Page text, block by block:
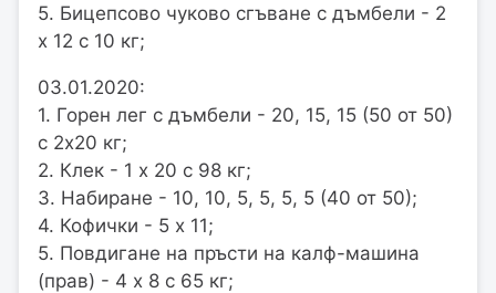
5. Бицепсово чуково сгъване с дъмбели - 2
х 12 с 10 кг;
03.01.2020:
1. Горен лег с дъмбели - 20, 15, 15 (50 от 50)
с 2х20 кг;
2. Клек - 1 х 20 с 98 кг;
3. Набиране - 10, 10, 5, 5, 5, 5 (40 от 50);
4. Кофички - 5 х 11;
5. Повдигане на пръсти на калф-машина
(прав) - 4 х 8 с 65 кг;